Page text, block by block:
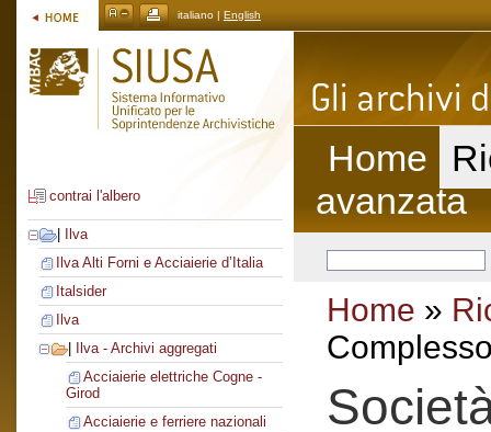
italiano | English
contrai l'albero
Ilva
Ilva Alti Forni e Acciaierie d’Italia
Italsider
Ilva
Ilva - Archivi aggregati
Acciaierie elettriche Cogne -
Girod
Acciaierie e ferriere nazionali
Home
avanzata
Home »